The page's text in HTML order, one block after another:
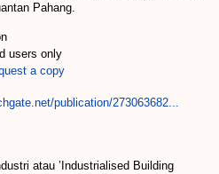
Pahang.
users only
a copy
publication/273063682...
atau ’Industrialised Building